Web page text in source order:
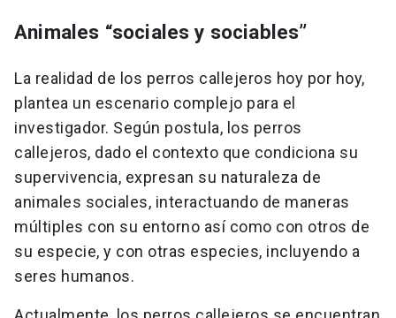
Animales “sociales y sociables”
La realidad de los perros callejeros hoy por hoy,
plantea un escenario complejo para el
investigador. Según postula, los perros
callejeros, dado el contexto que condiciona su
supervivencia, expresan su naturaleza de
animales sociales, interactuando de maneras
múltiples con su entorno así como con otros de
su especie, y con otras especies, incluyendo a
seres humanos.